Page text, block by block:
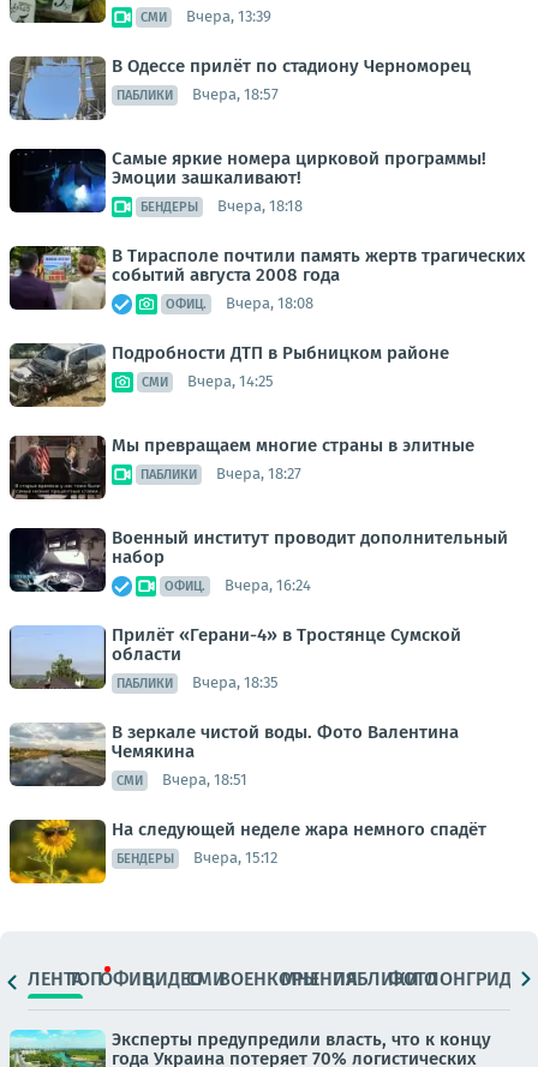
СМИ Вчера, 13:39
В Одессе прилёт по стадиону Черноморец
ПАБЛИКИ Вчера, 18:57
Самые яркие номера цирковой программы!
Эмоции зашкаливают!
БЕНДЕРЫ Вчера, 18:18
В Тирасполе почтили память жертв трагических
событий августа 2008 года
ОФИЦ. Вчера, 18:08
Подробности ДТП в Рыбницком районе
СМИ Вчера, 14:25
Мы превращаем многие страны в элитные
ПАБЛИКИ Вчера, 18:27
Военный институт проводит дополнительный
набор
ОФИЦ. Вчера, 16:24
Прилёт «Герани-4» в Тростянце Сумской
области
ПАБЛИКИ Вчера, 18:35
В зеркале чистой воды. Фото Валентина
Чемякина
СМИ Вчера, 18:51
На следующей неделе жара немного спадёт
БЕНДЕРЫ Вчера, 15:12
ЛЕНТАТОПОФИЦ.ВИДЕОСМИВОЕНКОРЫМНЕНИЯПАБЛИКИ
ФОТОЛОНГРИДЫ
Эксперты предупредили власть, что к концу
года Украина потеряет 70% логистических